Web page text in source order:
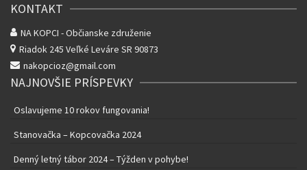
KONTAKT
NA KOPCI - Občianske združenie
Riadok 245 Veľké Leváre SR 90873
nakopcioz@gmail.com
NAJNOVŠIE PRÍSPEVKY
Oslavujeme 10 rokov fungovania!
Stanovačka – Kopcovačka 2024
Denný letný tábor 2024 – Týžden v pohybe!